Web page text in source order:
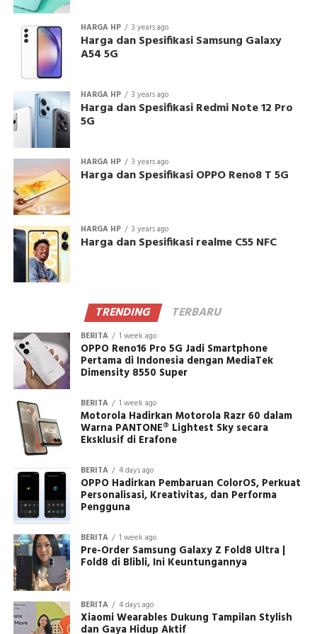
HARGA HP 3 years ago
Harga dan Spesifikasi Samsung Galaxy
A54 5G
HARGA HP 3 years ago
Harga dan Spesifikasi Redmi Note 12 Pro
5G
HARGA HP 3 years ago
Harga dan Spesifikasi OPPO Reno8 T 5G
HARGA HP 3 years ago
Harga dan Spesifikasi realme C55 NFC
TRENDING TERBARU
BERITA 1 week ago
OPPO Reno16 Pro 5G Jadi Smartphone
Pertama di Indonesia dengan MediaTek
Dimensity 8550 Super
BERITA 1 week ago
Motorola Hadirkan Motorola Razr 60 dalam
Warna PANTONE® Lightest Sky secara
Eksklusif di Erafone
BERITA 4 days ago
OPPO Hadirkan Pembaruan ColorOS, Perkuat
Personalisasi, Kreativitas, dan Performa
Pengguna
BERITA 1 week ago
Pre-Order Samsung Galaxy Z Fold8 Ultra |
Fold8 di Blibli, Ini Keuntungannya
BERITA 4 days ago
Xiaomi Wearables Dukung Tampilan Stylish
dan Gaya Hidup Aktif